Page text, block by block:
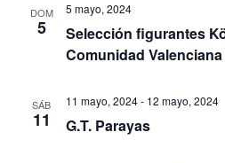
DOM
5
5 mayo, 2024
Selección figurantes
Comunidad Valenciana
SÁB
11
11 mayo, 2024- 12 mayo, 2024
G.T. Parayas